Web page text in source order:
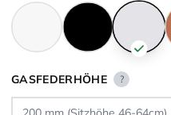
GASFEDERHÖHE ?